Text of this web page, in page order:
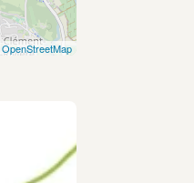
OpenStreetMap